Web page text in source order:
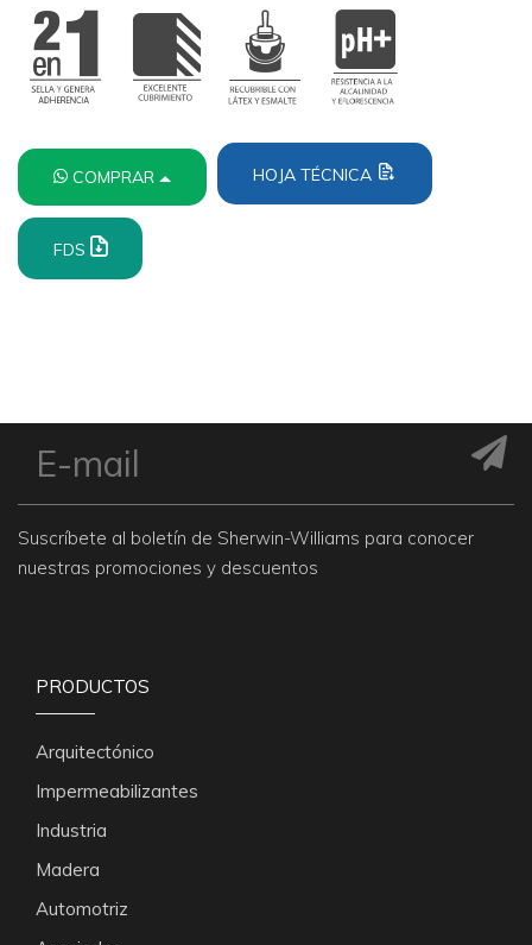
COMPRAR HOJA TÉCNICA
FDS
Suscríbete al boletín de Sherwin-Williams para conocer
nuestras promociones y descuentos
PRODUCTOS
Arquitectónico
Impermeabilizantes
Industria
Madera
Automotriz